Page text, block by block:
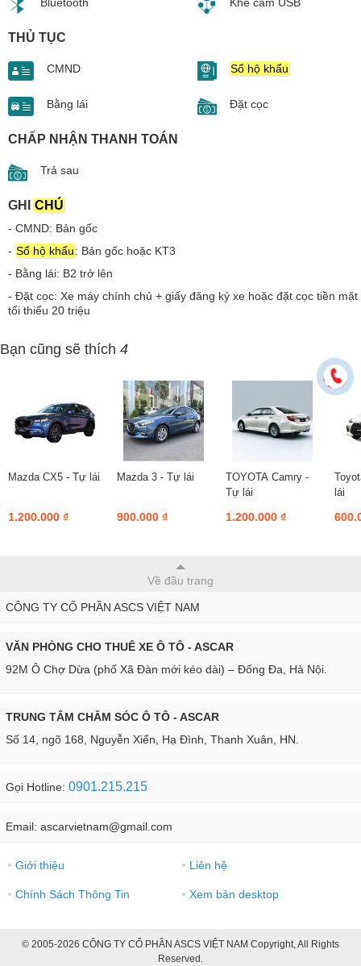
THỦ TỤC
CMND Sổ hộ khẩu
Bằng lái Đặt cọc
CHẤP NHẬN THANH TOÁN
Trả sau
GHI CHÚ
- CMND: Bản gốc
- Sổ hộ khẩu: Bản gốc hoặc KT3
- Bằng lái: B2 trở lên
- Đặt cọc: Xe máy chính chủ + giấy đăng ký xe hoặc đặt cọc tiền mặt
tối thiểu 20 triệu
Bạn cũng sẽ thích 4
Mazda CX5 - Tự lái
1.200.000 ₫
Mazda 3 - Tự lái
900.000 ₫
TOYOTA Camry -
Tự lái
1.200.000 ₫
lái
Về đầu trang
CÔNG TY CỐ PHẦN ASCS VIỆT NAM
VĂN PHÒNG CHO THUÊ XE Ô TÔ - ASCAR
92M Ô Chợ Dừa (phố Xã Đàn mới kéo dài) – Đống Đa, Hà Nội.
TRUNG TÂM CHĂM SÓC Ô TÔ - ASCAR
Số 14, ngõ 168, Nguyễn Xiển, Hạ Đình, Thanh Xuân, HN.
Gọi Hotline: 0901.215.215
Email: ascarvietnam@gmail.com
● Giới thiệu ● Liên hệ
● Chính Sách Thông Tin ● Xem bản desktop
© 2005-2026 CÔNG TY CỔ PHẦN ASCS VIỆT NAM Copyright, All Rights
Reserved.